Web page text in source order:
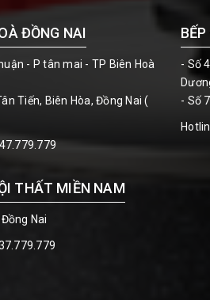
ĐỒNG NAI
- P tân mai - TP Biên Hoà
Tiến, Biên Hòa, Đồng Nai (
- Số
- Số
THẤT MIỀN NAM
Nai